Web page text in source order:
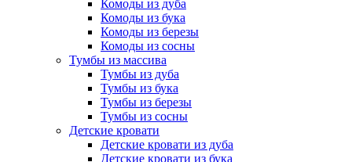
Комоды из дуба
Комоды из бука
Комоды из березы
Комоды из сосны
Тумбы из массива
Тумбы из дуба
Тумбы из бука
Тумбы из березы
Тумбы из сосны
Детские кровати
Детские кровати из дуба
Детские кровати из бука